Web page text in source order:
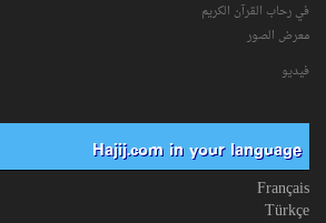
في رحاب القرآن الکریم
معرض الصور
فیدیو
Hajij.com in your language
Français
Türkçe